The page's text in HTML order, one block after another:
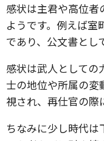
感状は主君や高位者
ようです。例えば室
であり、公文書とし
感状は武人としての
士の地位や所属の変
視され、再仕官の際
ちなみに少し時代